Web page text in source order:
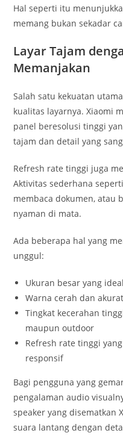
Hal seperti itu
memang bukan sekadar
Layar Tajam
Memanjakan
Salah satu kekuatan
kualitas layarnya. Xiaomi
panel beresolusi tinggi
tajam dan detail yang
Refresh rate tinggi juga
Aktivitas sederhana
membaca dokumen, atau
nyaman di mata.
Ada beberapa hal yang
unggul:
Ukuran besar yang
Warna cerah dan
Tingkat kecerahan
maupun outdoor
Refresh rate tinggi
responsif
Bagi pengguna yang
pengalaman audio
speaker yang disematkan
suara lantang dengan